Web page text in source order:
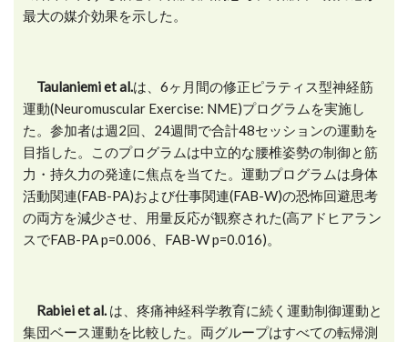
最大の媒介効果を示した。
Taulaniemi et al.は、6ヶ月間の修正ピラティス型神経筋
運動(Neuromuscular Exercise: NME)プログラムを実施し
た。参加者は週2回、24週間で合計48セッションの運動を
目指した。このプログラムは中立的な腰椎姿勢の制御と筋
力・持久力の発達に焦点を当てた。運動プログラムは身体
活動関連(FAB-PA)および仕事関連(FAB-W)の恐怖回避思考
の両方を減少させ、用量反応が観察された(高アドヒアラン
スでFAB-PA p=0.006、FAB-W p=0.016)。
Rabiei et al. は、疼痛神経科学教育に続く運動制御運動と
集団ベース運動を比較した。両グループはすべての転帰測